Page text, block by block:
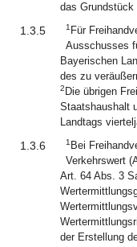
das Grundstück
1.3.5 1 Für
Ausschusses
Bayerischen
des zu
2 Die übrigen
Staatshaushalt
Landtags
1.3.6 1 Bei
Verkehrswert
Art. 64 Abs. 3
der Erstellung